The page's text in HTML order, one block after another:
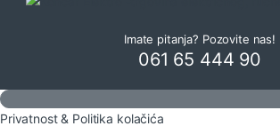
Imate pitanja? Pozovite nas!
061 65 444 90
Privatnost & Politika kolačića